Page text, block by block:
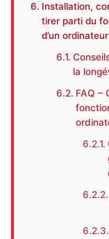
Installation,
tirer parti du
d’un ordinateur
la
FAQ –